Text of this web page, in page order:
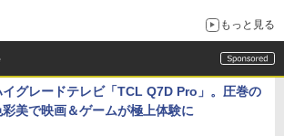
もっと見る
イグレードテレビ「TCL Q7D Pro」。圧巻の
彩美で映画＆ゲームが極上体験に